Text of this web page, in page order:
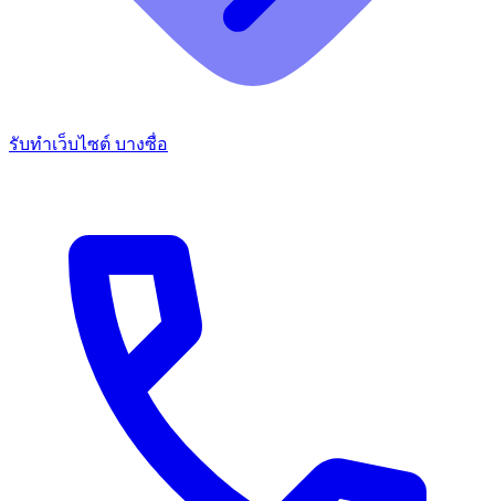
รับทำเว็บไซต์ บางซื่อ